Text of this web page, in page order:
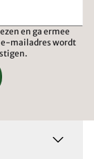
en ga ermee
e-mailadres wordt